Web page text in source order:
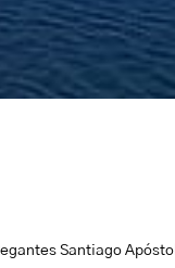
Santiago Apóstol